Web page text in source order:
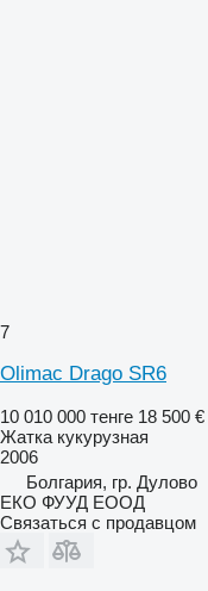
7
Olimac Drago SR6
10 010 000 тенге 18 500 €
Жатка кукурузная
2006
Болгария, гр. Дулово
ЕКО ФУУД ЕООД
Связаться с продавцом